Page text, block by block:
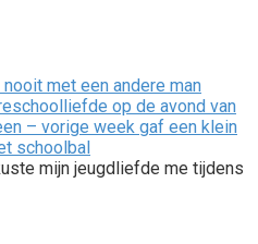
met een andere man
op de avond van
– vorige week gaf een klein
schoolbal
mijn jeugdliefde me tijdens